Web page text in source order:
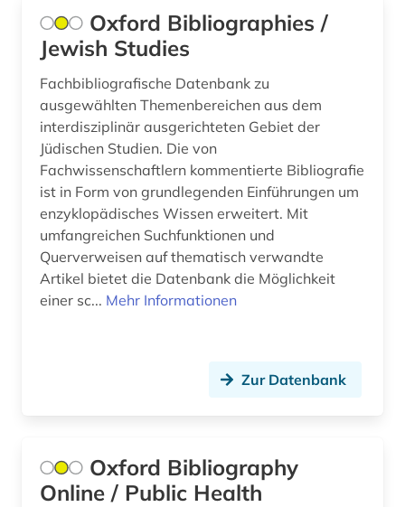
china (1)
darstellende kunst (2)
datenarchiv (2)
deutsch (2)
deutsches sprachgebiet (11)
deutschland (12)
dissertation (5)
Niederlande (5)
Niedersachsen (1)
Nordamerika (2)
Nordrhein-Westfalen (1)
Norwegen (1)
Oesterreich (6)
Osmanisches Reich (1)
Osteuropa (11)
Polen (2)
Russland, Sowjetunion (7)
Schweden (1)
Schweiz (15)
Serbien (1)
Oxford Bibliographies /
Jewish Studies
Fachbibliografische Datenbank zu
ausgewählten Themenbereichen aus dem
interdisziplinär ausgerichteten Gebiet der
Jüdischen Studien. Die von
Fachwissenschaftlern kommentierte Bibliografie
ist in Form von grundlegenden Einführungen um
enzyklopädisches Wissen erweitert. Mit
umfangreichen Suchfunktionen und
Querverweisen auf thematisch verwandte
Artikel bietet die Datenbank die Möglichkeit
einer sc... Mehr Informationen
Zur Datenbank
Oxford Bibliography
Online / Public Health